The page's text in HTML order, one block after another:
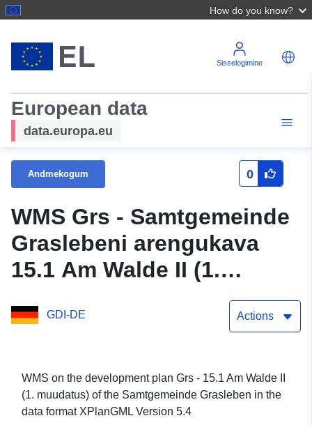
How do you know?
Sisselogimine
European data
data.europa.eu
Andmekogum 0
WMS Grs - Samtgemeinde
Graslebeni arengukava
15.1 Am Walde II (1.
GDI-DE Actions
WMS on the development plan Grs - 15.1 Am Walde II
(1. muudatus) of the Samtgemeinde Grasleben in the
data format XPlanGML Version 5.4